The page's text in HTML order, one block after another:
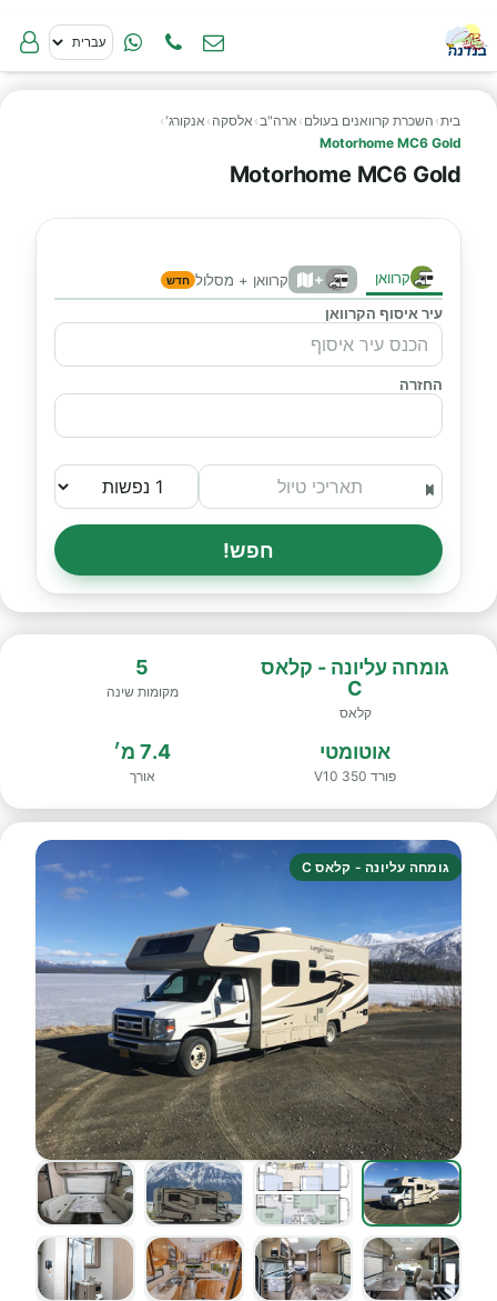
בית› השכרת קרוואנים בעולם › ארה"ב› אלסקה › אנקורג'›
Motorhome MC6 Gold
Motorhome MC6 Gold
קרוואן + קרוואן + מסלול חדש
עיר איסוף הקרוואן
החזרה
חפש!
גומחה עליונה - קלאס
C
קלאס
5
מקומות שינה
אוטומטי
פורד 350 V10
7.4 מ׳
אורך
גומחה עליונה - קלאס C